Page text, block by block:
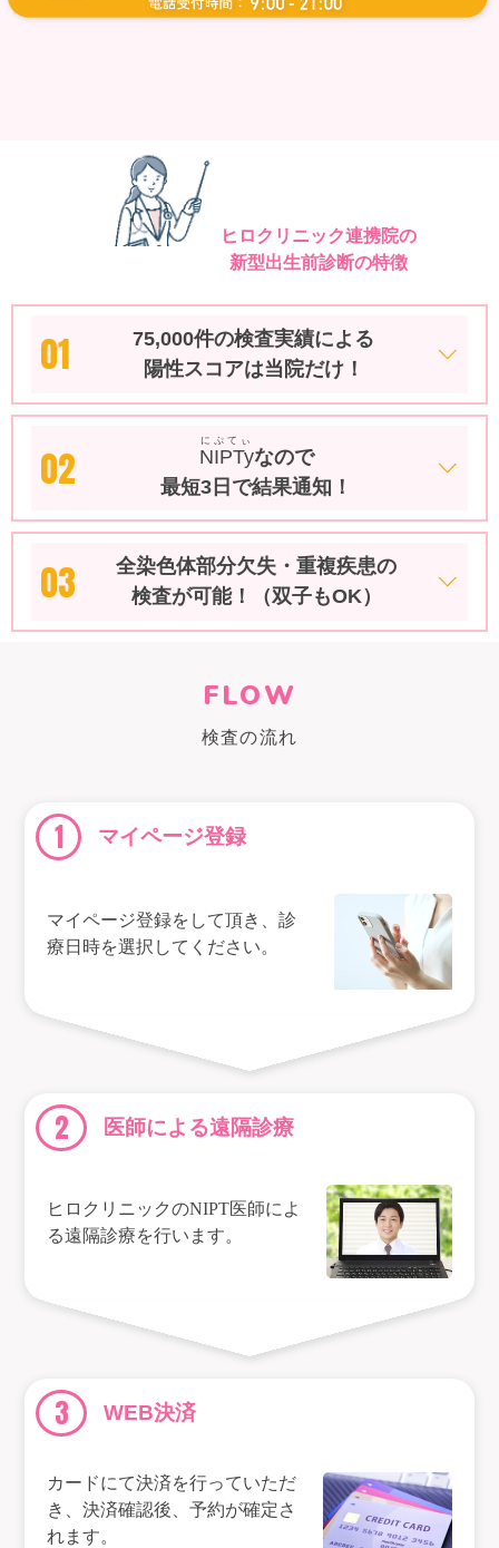
ヒロクリニック連携院の
新型出生前診断の特徴
01
75,000件の検査実績による
陽性スコアは当院だけ！
02 NIPTy
にぷてぃ
なので
最短3日で結果通知！
03
全染色体部分欠失・重複疾患の
検査が可能！（双子もOK）
FLOW
検査の流れ
1 マイページ登録
マイページ登録をして頂き、診
療日時を選択してください。
2 医師による遠隔診療
ヒロクリニックのNIPT医師によ
る遠隔診療を行います。
3 WEB決済
カードにて決済を行っていただ
き、決済確認後、予約が確定さ
れます。